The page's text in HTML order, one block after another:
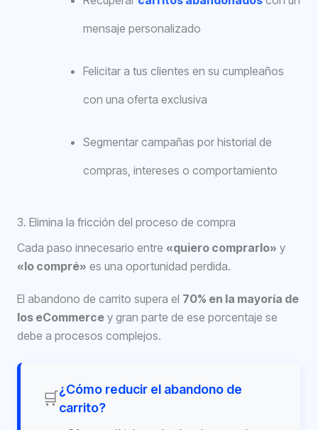
mensaje personalizado
Felicitar a tus clientes en su cumpleaños
con una oferta exclusiva
Segmentar campañas por historial de
compras, intereses o comportamiento
3. Elimina la fricción del proceso de compra
Cada paso innecesario entre «quiero comprarlo» y
«lo compré» es una oportunidad perdida.
El abandono de carrito supera el 70% en la mayoría de
los eCommerce y gran parte de ese porcentaje se
debe a procesos complejos.
🛒¿Cómo reducir el abandono de
carrito?